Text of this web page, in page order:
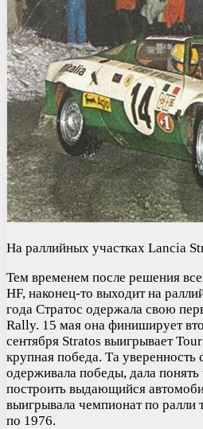
На раллийных участках Lancia
Тем временем после решения
HF, наконец-то выходит на
года Стратос одержала свою
Rally. 15 мая она финиширует
сентября Stratos выигрывает
крупная победа. Та уверенность
одерживала победы, дала понять
построить выдающийся
выигрывала чемпионат по ралли
по 1976.